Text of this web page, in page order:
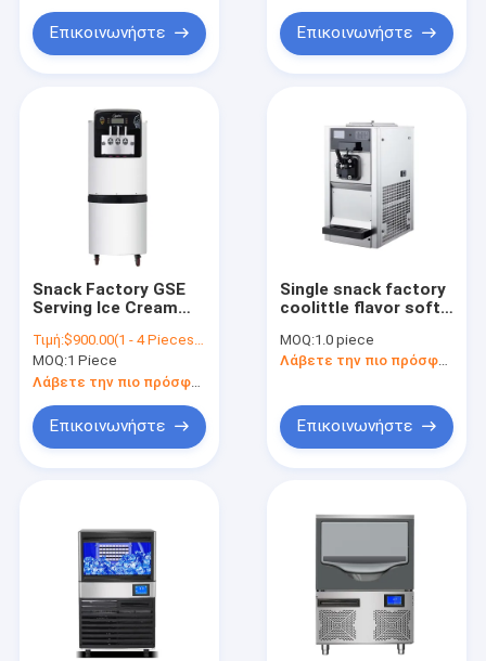
Σπίτι
προϊόντα
Σχετικά με εμάς
Επικοινωνήστε Επικοινωνήστε
Snack Factory GSE
Serving Ice Cream
Soft Ice Cream
Maker Frozen Yogurt
Maker with LCD
Τιμή:$900.00(1 - 4 Pieces) $850.00(5 - 9 Pieces) $830.00(10 - 49 Pieces) $800.00(>=50 Pieces)
MOQ:1 Piece
Λάβετε την πιο πρόσφατη τιμή
Επικοινωνήστε
Single snack factory
coolittle flavor soft
with gear pump
MOQ:1.0 piece
Λάβετε την πιο πρόσφατη τιμή
Επικοινωνήστε